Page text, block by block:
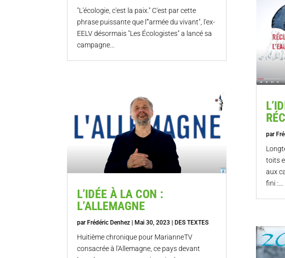
"L'écologie, c'est la paix." C'est par cette
phrase puissante que l'"armée du vivant", l'ex-
EELV désormais "Les Écologistes" a lancé sa
campagne...
L’IDÉE À LA CON :
L’ALLEMAGNE
parFrédéric Denhez |Mai 30, 2023 |DES TEXTES
Huitième chronique pour MarianneTV
consacrée à l'Allemagne, ce pays devant
par
toits
aux
fini :...